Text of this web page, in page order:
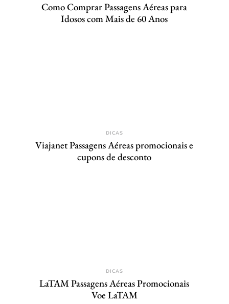
Como Comprar Passagens Aéreas para
Idosos com Mais de 60 Anos
DICAS
Viajanet Passagens Aéreas promocionais e
cupons de desconto
DICAS
LaTAM Passagens Aéreas Promocionais
Voe LaTAM